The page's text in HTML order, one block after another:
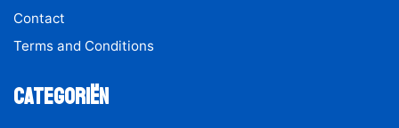
Contact
Terms and Conditions
Categoriën